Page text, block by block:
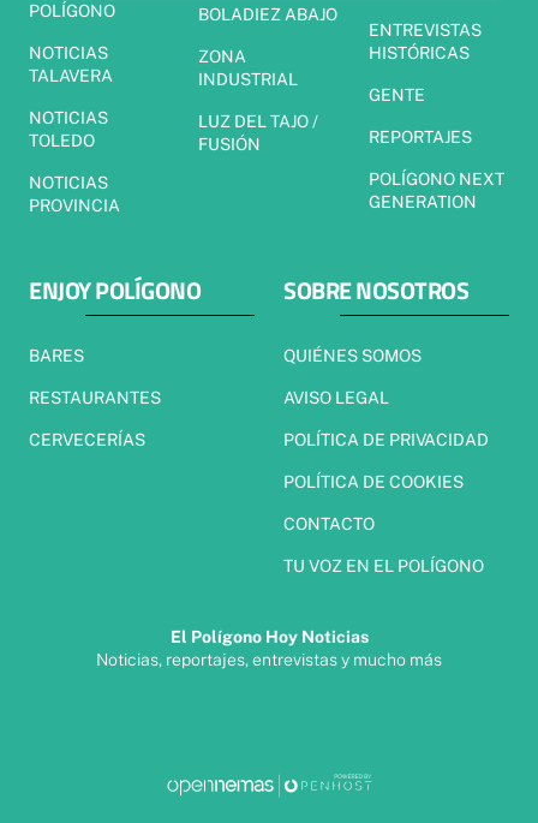
POLÍGONO
NOTICIAS
TALAVERA
NOTICIAS
TOLEDO
NOTICIAS
PROVINCIA
BOLADIEZ ABAJO
ZONA
INDUSTRIAL
LUZ DEL TAJO /
FUSIÓN
ENTREVISTAS
HISTÓRICAS
GENTE
REPORTAJES
POLÍGONO NEXT
GENERATION
ENJOY POLÍGONO
BARES
RESTAURANTES
CERVECERÍAS
SOBRE NOSOTROS
QUIÉNES SOMOS
AVISO LEGAL
POLÍTICA DE PRIVACIDAD
POLÍTICA DE COOKIES
CONTACTO
TU VOZ EN EL POLÍGONO
El Polígono Hoy Noticias
Noticias, reportajes, entrevistas y mucho más